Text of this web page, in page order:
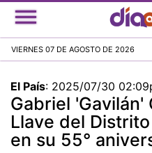
VIERNES 07 DE AGOSTO DE 2026
El País: 2025/07/30
Gabriel 'Gavilán'
Llave del
en su 55°